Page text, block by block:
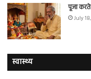
पूजा
July
स्वास्थ्य